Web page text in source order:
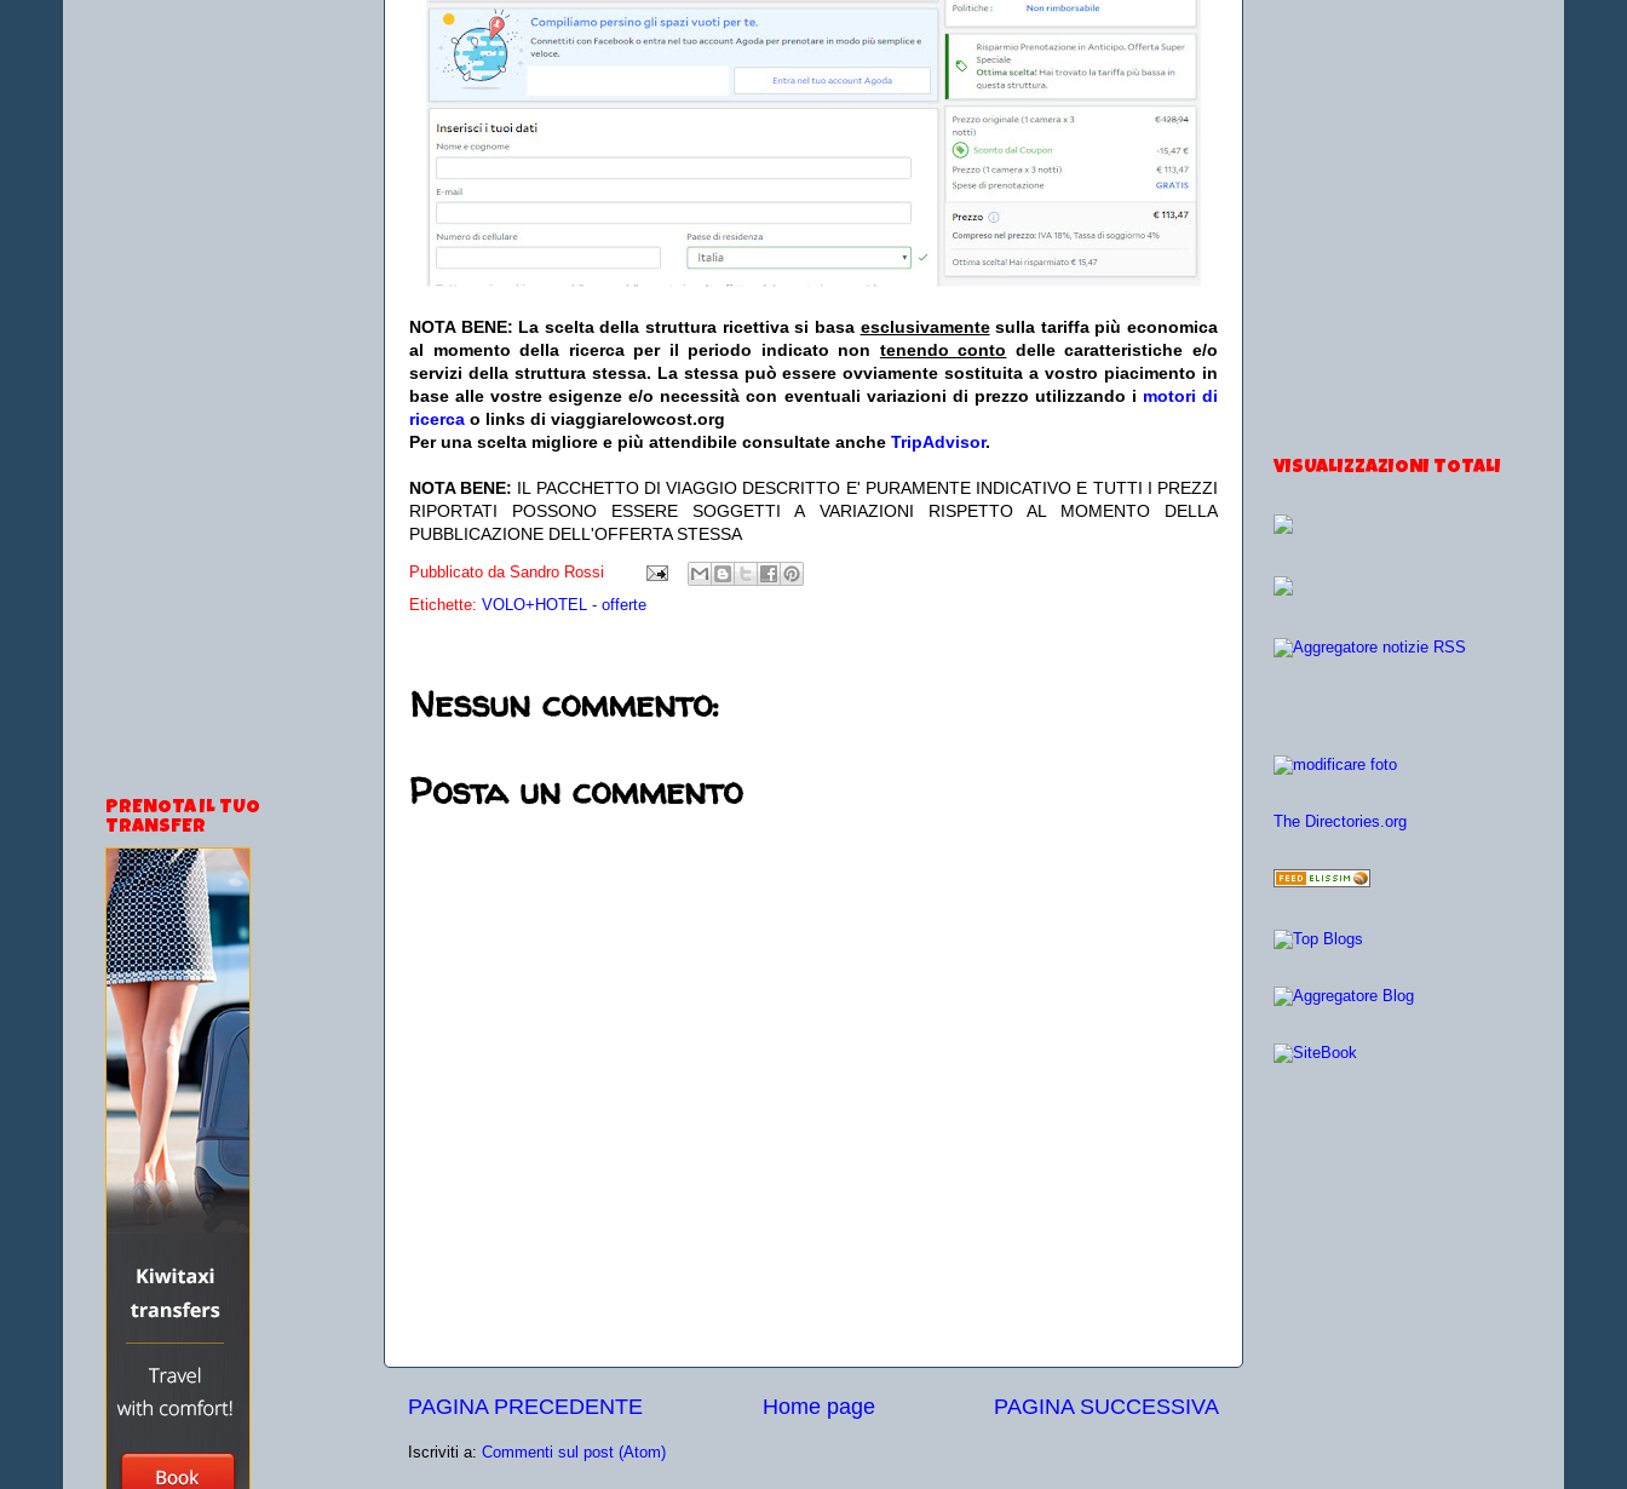
NOTA BENE: La scelta della struttura ricettiva si basa esclusivamentesulla tariffa più economica
al momento della ricerca per il periodo indicato non tenendo conto delle caratteristiche e/o
servizi della struttura stessa. La stessa può essere ovviamente sostituita a vostro piacimento in
base alle vostre esigenze e/o necessità con eventuali variazioni di prezzo utilizzando i motori di
ricerca o links di viaggiarelowcost.org
Per una scelta migliore e più attendibile consultate anche TripAdvisor.
NOTA BENE: IL PACCHETTO DI VIAGGIO DESCRITTO E' PURAMENTE INDICATIVO E TUTTI I PREZZI
RIPORTATI POSSONO ESSERE SOGGETTI A VARIAZIONI RISPETTO AL MOMENTO DELLA
PUBBLICAZIONE DELL'OFFERTA STESSA
Pubblicato da Sandro Rossi
Etichette: VOLO+HOTEL - offerte
Nessun commento:
Posta un commento
PAGINA PRECEDENTE PAGINA SUCCESSIVA
Home page
Iscriviti a: Commenti sul post (Atom)
PRENOTA IL TUO
TRANSFER
VISUALIZZAZIONI TOTALI
The Directories.org